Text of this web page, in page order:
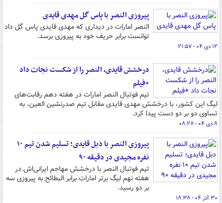
پیروزی النصر با پاس گل مهدی قایدی
النصر امارات در دیداری که مهدی قایدی پاس گل داد
توانست برابر حریف خود به پیروزی برسد.
۱۲ دی ۰۴ - ۲۱:۵۷
درخشش قایدی، النصر را از شکست نجات داد
+فیلم
تیم فوتبال النصر امارات در هفته دهم رقابت‌های
لیگ این کشور، با درخشش مهدی قایدی مقابل تیم صدرنشین العین، به
تساوی دو بر دو دست پیدا کرد.
۸ دی ۰۴ - ۰۸:۲۸
پیروزی النصر با دبل قایدی؛ تسلیم شدن تیم ۱۰
نفره مجیدی در دقیقه ۹۰
تیم فوتبال النصر با درخشش مهاجم ایرانی‌اش در
هفته نهم لیگ برتر امارات برابر البطائح به پیروزی سه
بر دو رسید.
۳۰ آذر ۰۴ - ۱۸:۳۸